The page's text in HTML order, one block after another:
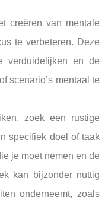
creëren van mentale
te verbeteren. Deze
verduidelijken en de
scenario’s mentaal te
zoek een rustige
specifiek doel of taak
je moet nemen en de
kan bijzonder nuttig
onderneemt, zoals